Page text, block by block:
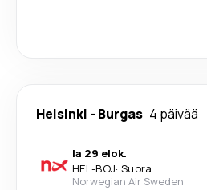
Helsinki - Burgas 4 päivää
la 29 elok.
HEL-BOJ· Suora
Norwegian Air Sweden